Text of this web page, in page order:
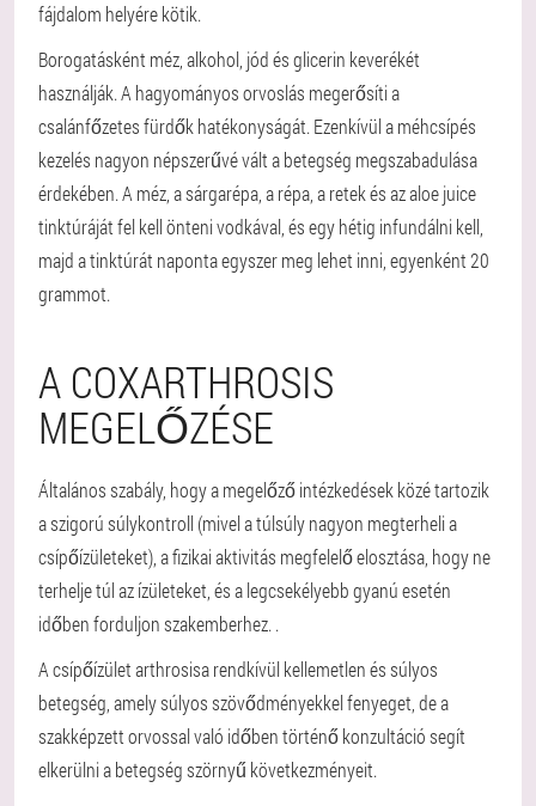
fájdalom helyére kötik.
Borogatásként méz, alkohol, jód és glicerin keverékét
használják. A hagyományos orvoslás megerősíti a
csalánfőzetes fürdők hatékonyságát. Ezenkívül a méhcsípés
kezelés nagyon népszerűvé vált a betegség megszabadulása
érdekében. A méz, a sárgarépa, a répa, a retek és az aloe juice
tinktúráját fel kell önteni vodkával, és egy hétig infundálni kell,
majd a tinktúrát naponta egyszer meg lehet inni, egyenként 20
grammot.
A COXARTHROSIS
MEGELŐZÉSE
Általános szabály, hogy a megelőző intézkedések közé tartozik
a szigorú súlykontroll (mivel a túlsúly nagyon megterheli a
csípőízületeket), a fizikai aktivitás megfelelő elosztása, hogy ne
terhelje túl az ízületeket, és a legcsekélyebb gyanú esetén
időben forduljon szakemberhez. .
A csípőízület arthrosisa rendkívül kellemetlen és súlyos
betegség, amely súlyos szövődményekkel fenyeget, de a
szakképzett orvossal való időben történő konzultáció segít
elkerülni a betegség szörnyű következményeit.